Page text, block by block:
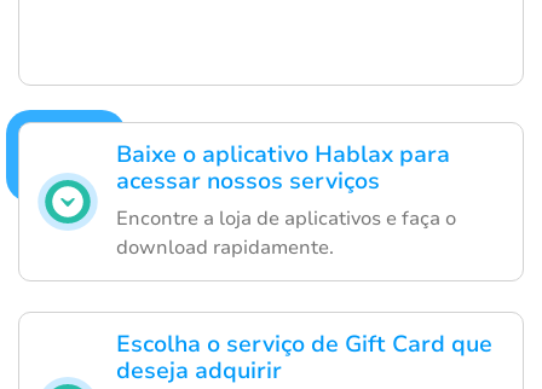
Baixe o aplicativo Hablax para
acessar nossos serviços
Encontre a loja de aplicativos e faça o
download rapidamente.
Escolha o serviço de Gift Card que
deseja adquirir